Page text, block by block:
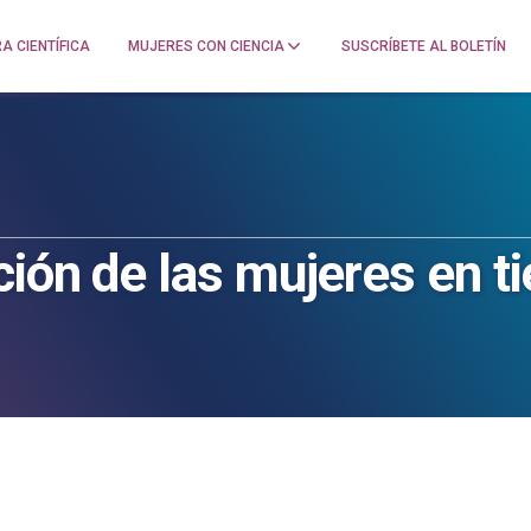
CIENTÍFICA MUJERES CON CIENCIA SUSCRÍBETE AL BOLETÍN
de las mujeres en